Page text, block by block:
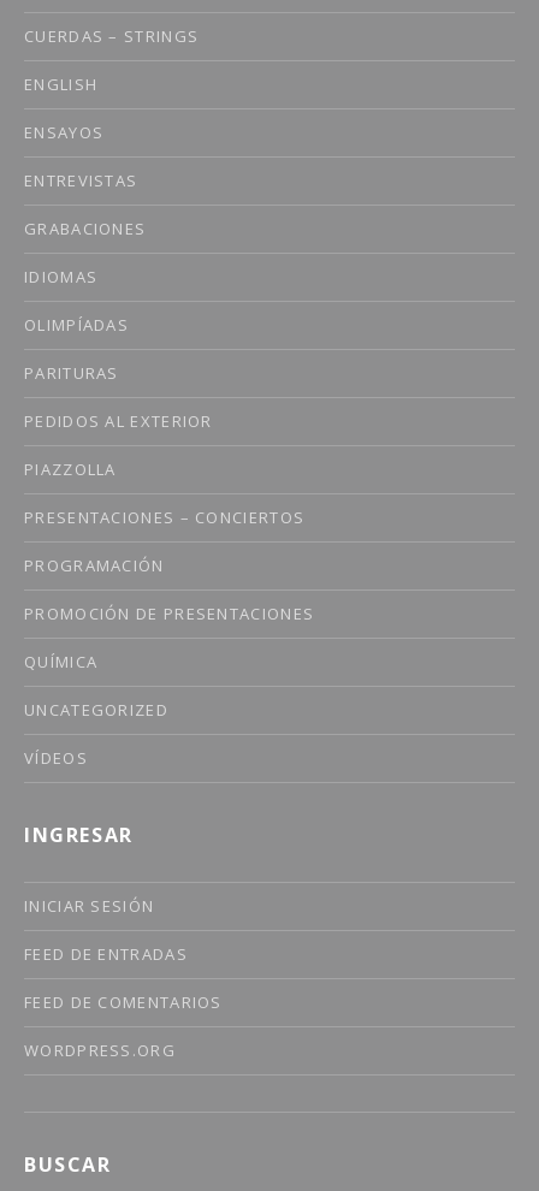
CUERDAS – STRINGS
ENGLISH
ENSAYOS
ENTREVISTAS
GRABACIONES
IDIOMAS
OLIMPÍADAS
PARITURAS
PEDIDOS AL EXTERIOR
PIAZZOLLA
PRESENTACIONES – CONCIERTOS
PROGRAMACIÓN
PROMOCIÓN DE PRESENTACIONES
QUÍMICA
UNCATEGORIZED
VÍDEOS
INGRESAR
INICIAR SESIÓN
FEED DE ENTRADAS
FEED DE COMENTARIOS
WORDPRESS.ORG
BUSCAR